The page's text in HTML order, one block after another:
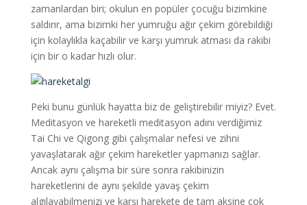
zamanlardan biri; okulun en popüler çocuğu bizimkine
saldırır, ama bizimki her yumruğu ağır çekim görebildiği
için kolaylıkla kaçabilir ve karşı yumruk atması da rakibi
için bir o kadar hızlı olur.
Peki bunu günlük hayatta biz de geliştirebilir miyiz? Evet.
Meditasyon ve hareketli meditasyon adını verdiğimiz
Tai Chi ve Qigong gibi çalışmalar nefesi ve zihni
yavaşlatarak ağır çekim hareketler yapmanızı sağlar.
Ancak aynı çalışma bir süre sonra rakibinizin
hareketlerini de aynı şekilde yavaş çekim
algılayabilmenizi ve karşı harekete de tam aksine çok